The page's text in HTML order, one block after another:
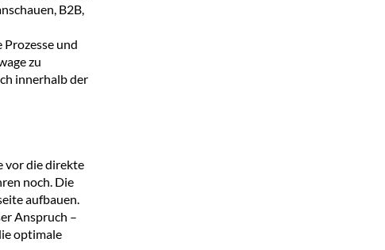
B2B,
und
zu
innerhalb der
vor die direkte
noch. Die
aufbauen.
Anspruch –
optimale